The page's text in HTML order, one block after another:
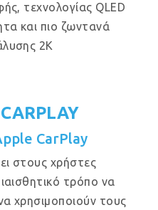
τεχνολογίας QLED
και πιο ζωντανά
2Κ
CarPlay
στους χρήστες
τρόπο να
χρησιμοποιούν τους